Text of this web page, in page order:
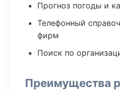
Прогноз погоды и
Телефонный
фирм
Поиск по
Преимущества